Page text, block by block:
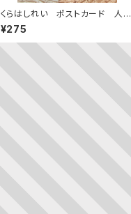
くらはしれい ポストカード 人魚
とダンス
¥275